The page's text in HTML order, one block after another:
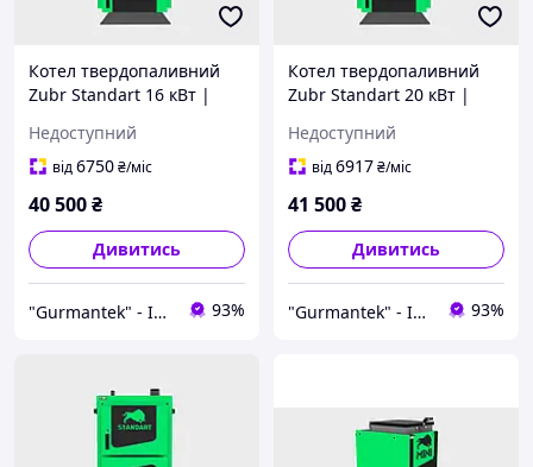
Котел твердопаливний
Zubr Standart 16 кВт |
Тривале горіння,
автоматика PID
Недоступний
від6750₴/міс
40 500₴
Дивитись
"Gurmantek" - Інтернет-магазин 93%
Котел твердопаливний
Zubr Standart 20 кВт |
Тривале горіння,
автоматика PID
Недоступний
від6917₴/міс
41 500₴
Дивитись
"Gurmantek" - Інтернет-магазин 93%